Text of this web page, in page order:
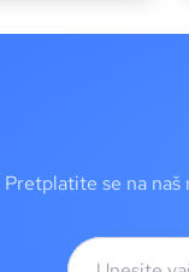
Pretplatite se na naš